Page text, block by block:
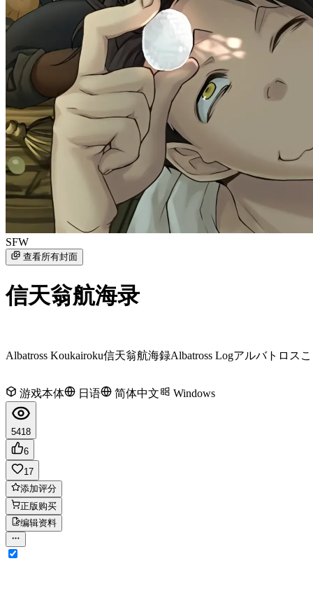
SFW
查看所有封面
信天翁航海录
Albatross Koukairoku信天翁航海録Albatross Logアルバトロス
游戏本体 日语 简体中文 Windows
5418
6
17
添加评分
正版购买
编辑资料